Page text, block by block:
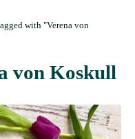
with "Verena von
von Koskull